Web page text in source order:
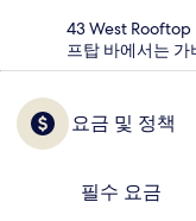
43 West Rooftop
프탑 바에서는
요금 및 정책
필수 요금